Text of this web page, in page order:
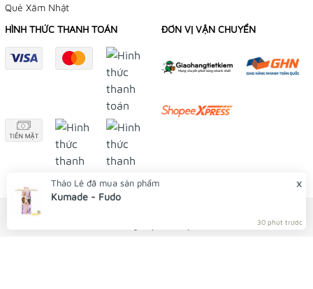
👉Tiệm Điều Ước
Tiktok:
👉Yushou 御守 - Tiệm Phụ Kiện Bạch Dương
Tiệm Điều Ước có từ năm 2014, bên Tiệm luôn cập nhật
những mẫu mã mới nhất, sớm nhất để bạn có nhiều sự lựa
chọn hơn với giá cả rất học sinh.
Tiệm Điều Ước tự hào là nơi có nhiều mẫu Omamori độc lạ
và đa dạng nhất Việt Nam, Omamori được thỉnh từ
Quẻ Xăm Nhật
HÌNH THỨC THANH TOÁN ĐƠN VỊ VẬN CHUYỂN
x
Thảo Lê đã mua sản phẩm
Kumade - Fudo
30 phút trước